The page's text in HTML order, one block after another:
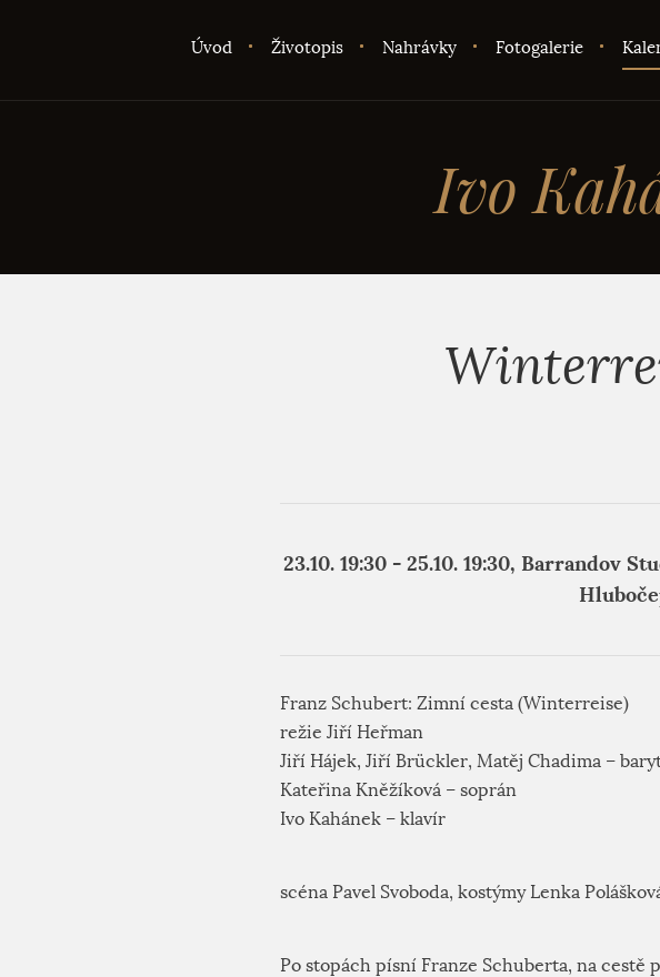
Úvod Životopis Nahrávky Fotogalerie
Ivo
23.10. 19:30 - 25.10. 19:30, Barrandov
Franz Schubert: Zimní cesta (Winterreise)
režie Jiří Heřman
Jiří Hájek, Jiří Brückler, Matěj Chadima –
Kateřina Kněžíková – soprán
Ivo Kahánek – klavír
scéna Pavel Svoboda, kostýmy Lenka
Po stopách písní Franze Schuberta, na